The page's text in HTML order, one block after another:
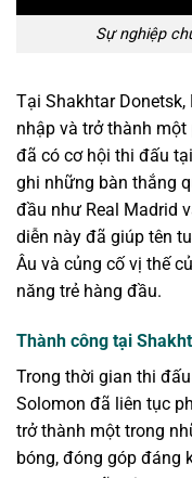
Sự nghiệp
Tại Shakhtar
nhập và trở thành
đã có cơ hội thi đấu
ghi những bàn thắng
đầu như Real Madrid
diễn này đã giúp tên
Âu và củng cố vị thế
năng trẻ hàng đầu.
Thành công tại
Trong thời gian thi
Solomon đã liên tục
trở thành một trong
bóng, đóng góp đáng